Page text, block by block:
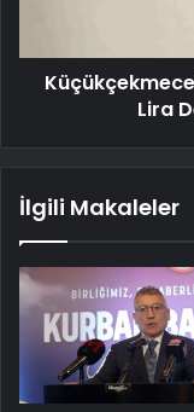
Lira
İlgili Makaleler